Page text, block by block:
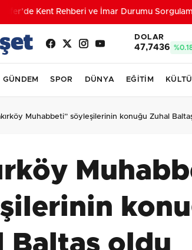
Kent Rehberi ve İmar Durumu Sorgulama
DOLAR
47,7436
GÜNDEM SPOR DÜNYA EĞİTİM
Muhabbeti” söyleşilerinin konuğu Zuhal
Baltaş oldu